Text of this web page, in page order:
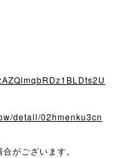
detail/02hmenku3cn
がございます。